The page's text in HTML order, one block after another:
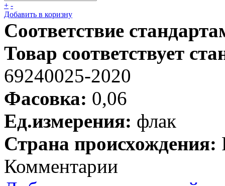
+ -
Добавить в коризну
Соответствие
Товар соответствует
69240025-2020
Фасовка: 0,06
Ед.измерения: флак
Страна происхождения:
Комментарии